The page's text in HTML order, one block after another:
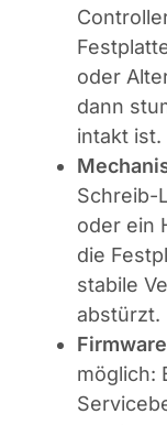
oder
dann
intakt ist.
Schreib-
oder ein
die
stabile
abstürzt.
möglich: